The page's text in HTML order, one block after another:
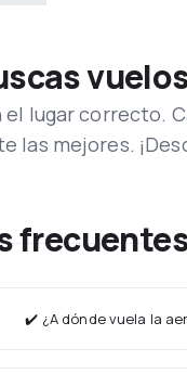
el lugar correcto.
las mejores.
✔️ ¿A dónde vuela la